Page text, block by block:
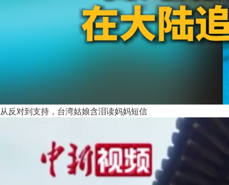
从反对到支持，台湾姑娘含泪读妈妈短信